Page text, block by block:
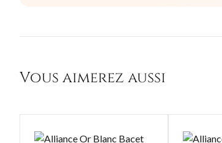
Vous aimerez aussi